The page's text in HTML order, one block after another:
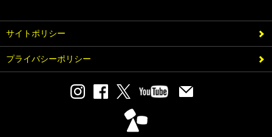
サイトポリシー
プライバシーポリシー